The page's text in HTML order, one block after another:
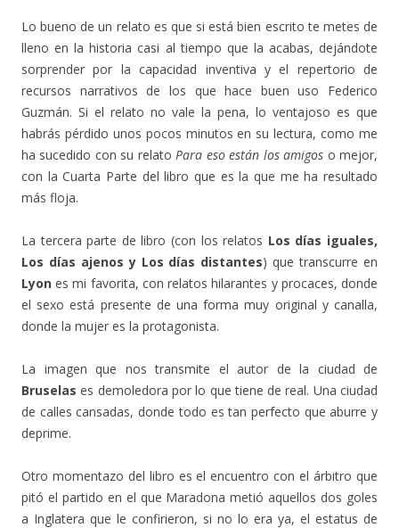
Lo bueno de un relato es que si está bien escrito te metes de
lleno en la historia casi al tiempo que la acabas, dejándote
sorprender por la capacidad inventiva y el repertorio de
recursos narrativos de los que hace buen uso Federico
Guzmán. Si el relato no vale la pena, lo ventajoso es que
habrás pérdido unos pocos minutos en su lectura, como me
ha sucedido con su relatoPara eso están los amigos o mejor,
con la Cuarta Parte del libro que es la que me ha resultado
más floja.
La tercera parte de libro (con los relatos Los días iguales,
Los días ajenos y Los días distantes) que transcurre en
Lyon es mi favorita, con relatos hilarantes y procaces, donde
el sexo está presente de una forma muy original y canalla,
donde la mujer es la protagonista.
La imagen que nos transmite el autor de la ciudad de
Bruselas es demoledora por lo que tiene de real. Una ciudad
de calles cansadas, donde todo es tan perfecto que aburre y
deprime.
Otro momentazo del libro es el encuentro con el árbitro que
pitó el partido en el que Maradona metió aquellos dos goles
a Inglatera que le confirieron, si no lo era ya, el estatus de